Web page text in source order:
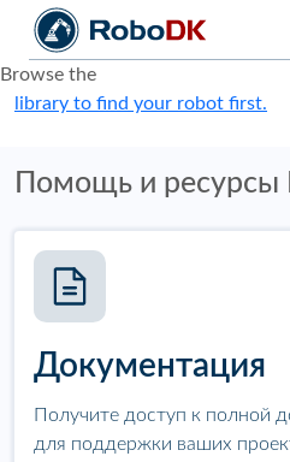
Browse the
library to find your robot first.
Помощь и ресурсы
Документация
Получите доступ к полной
для поддержки ваших